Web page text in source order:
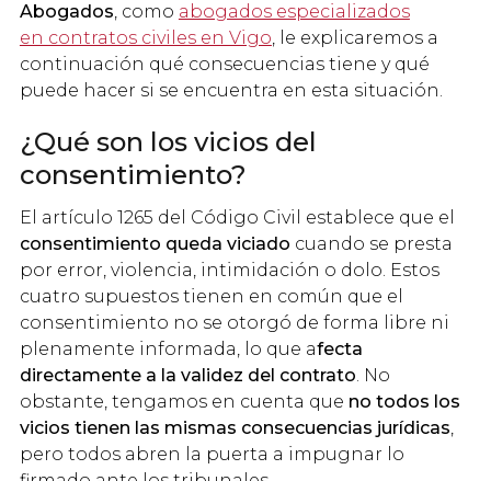
Abogados, como abogados especializados
en contratos civiles en Vigo, le explicaremos a
continuación qué consecuencias tiene y qué
puede hacer si se encuentra en esta situación.
¿Qué son los vicios del
consentimiento?
El artículo 1265 del Código Civil establece que el
consentimiento queda viciado cuando se presta
por error, violencia, intimidación o dolo. Estos
cuatro supuestos tienen en común que el
consentimiento no se otorgó de forma libre ni
plenamente informada, lo que afecta
directamente a la validez del contrato. No
obstante, tengamos en cuenta que no todos los
vicios tienen las mismas consecuencias jurídicas,
pero todos abren la puerta a impugnar lo